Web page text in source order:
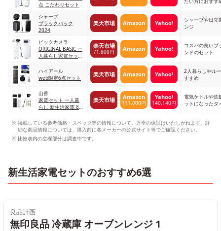
点 こだわりセット
シャープ
ブラックパック
2024
楽天市場 Amazon Yahoo!
シャープや日立
ンジ
ビックカメラ
ORIGINAL BASIC 一
人暮らし家電セット
楽天市場
71,800円 Amazon Yahoo!
コスパの良いプ
ンドのセット
ハイアール
web限定6点セット
楽天市場 Amazon Yahoo!
2人暮らしやル
すすめ
山善
家電セット 一人暮
らし 新生活家電 8点
楽天市場 Amazon
111,000円
Yahoo!
140,140円
電気ケトルや炊
ットになったタ
掲載している参考価格・スペック等の情報について、万全の保証はいたしかねます。詳
細な商品情報については、購入前に各メーカーの公式サイト等でご確認ください。
比較表内の空欄部分は調査中です。
新生活家電セットのおすすめ6選
良品計画
無印良品 冷蔵庫 オーブンレンジ 1